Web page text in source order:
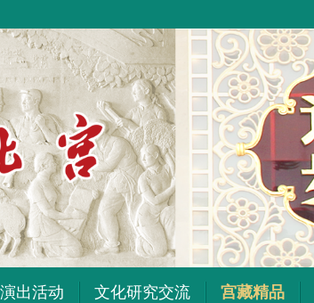
出活动 文化研究交流 宫藏精品